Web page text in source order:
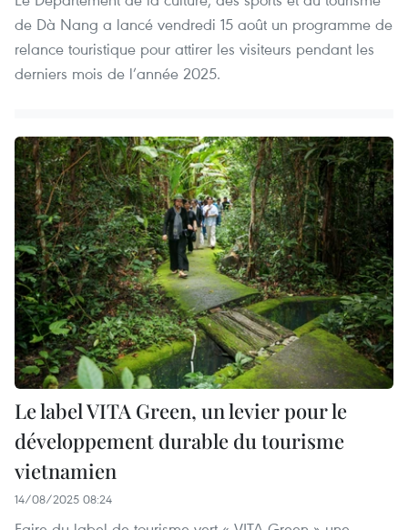
de Dà Nang a lancé vendredi 15 août un programme de
relance touristique pour attirer les visiteurs pendant les
derniers mois de l’année 2025.
Le label VITA Green, un levier pour le
développement durable du tourisme
vietnamien
14/08/2025 08:24